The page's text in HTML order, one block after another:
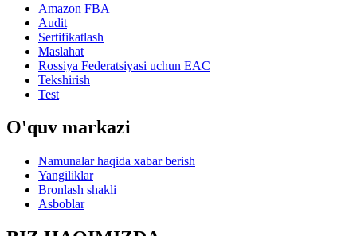
Amazon FBA
Audit
Sertifikatlash
Maslahat
Rossiya Federatsiyasi uchun EAC
Tekshirish
Test
O'quv markazi
Namunalar haqida xabar berish
Yangiliklar
Bronlash shakli
Asboblar